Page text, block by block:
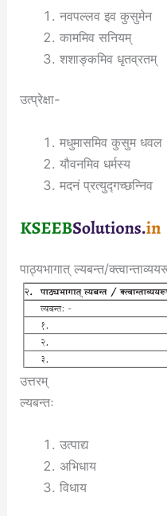
नवपल्लव इव कुसुमेन
काममिव सनियम्
शशाङ्कमिव धृतव्रतम्
उत्प्रेक्षा-
मधुमासमिव कुसुम धवल
यौवनमिव धर्मस्य
मदनं प्रत्युद्गच्छन्निव
पाठ्यभागात् ल्यबन्त/
उत्तरम्
ल्यबन्तः
उत्पाद्य
अभिधाय
विधाय